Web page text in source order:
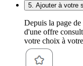
5. Ajouter à votre
Depuis la page
d'une offre
votre choix à